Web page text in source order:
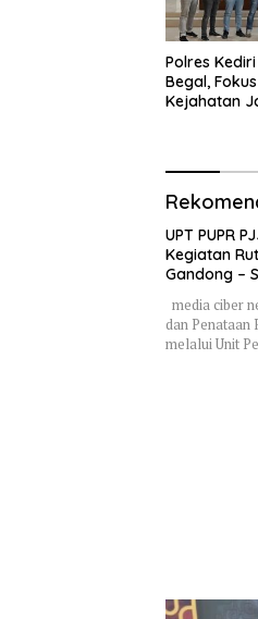
Polres
Begal,
Kejahatan
UPT PUPR
Kegiatan
Gandong –
media ciber
dan Penataan
melalui Unit